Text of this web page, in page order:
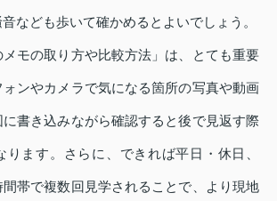
なども歩いて確かめるとよいでしょう。
モの取り方や比較方法」は、とても重要
ンやカメラで気になる箇所の写真や動画
書き込みながら確認すると後で見返す際
ります。さらに、できれば平日・休日、
帯で複数回見学されることで、より現地